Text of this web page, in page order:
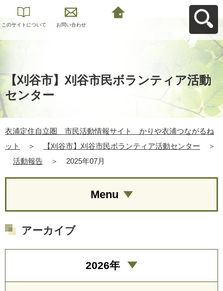
このサイトについて お問い合わせ
【刈谷市】刈谷市民ボランティア活動
センター
衣浦定住自立圏 市民活動情報サイト かりや衣浦つながるね
ット
＞ 【刈谷市】刈谷市民ボランティア活動センター
＞
活動報告
＞ 2025年07月
Menu
アーカイブ
2026年